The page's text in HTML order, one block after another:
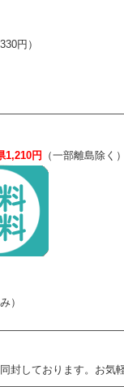
円）
1,210円 （一部離島除く）
）
封しております。お気